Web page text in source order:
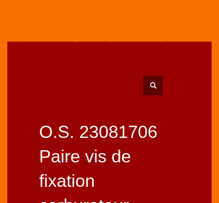
O.S. 23081706
Paire vis de
fixation